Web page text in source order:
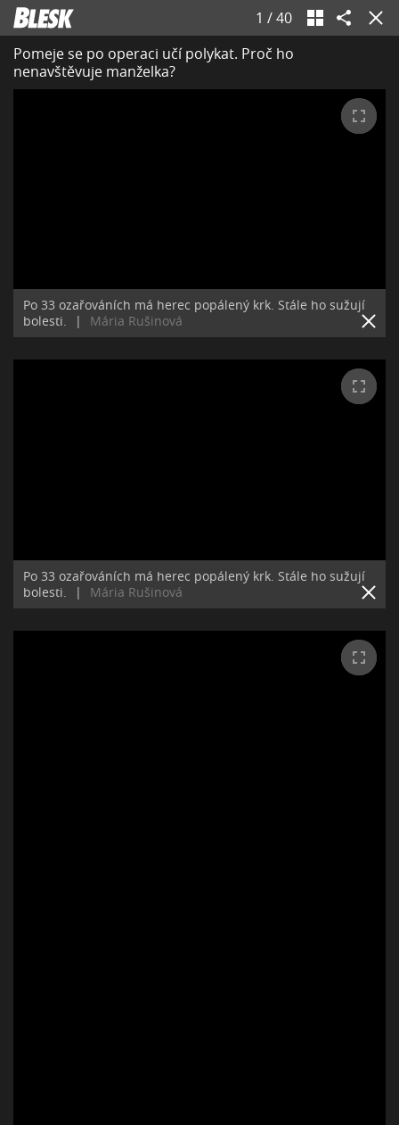
1 /40
Pomeje se po operaci učí polykat. Proč ho
nenavštěvuje manželka?
Po 33 ozařováních má herec popálený krk. Stále ho sužují
bolesti.
| Mária Rušinová
Po 33 ozařováních má herec popálený krk. Stále ho sužují
bolesti.
| Mária Rušinová